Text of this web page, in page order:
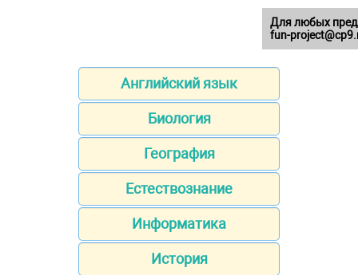
Английский язык
Биология
География
Естествознание
Информатика
История
Для любых
fun-